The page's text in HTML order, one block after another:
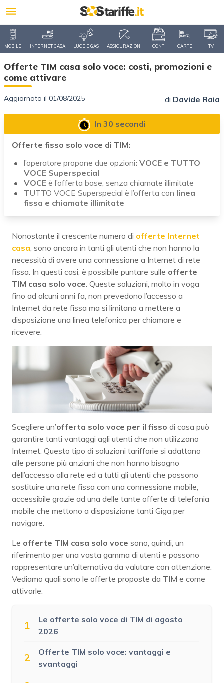
MOBILE INTERNET CASA LUCE E GAS ASSICURAZIONI CONTI CARTE TV
Offerte TIM casa solo voce: costi, promozioni e
come attivare
Aggiornato il 01/08/2025 di Davide Raia
In 30 secondi
Offerte fisso solo voce di TIM:
l’operatore propone due opzioni: VOCE e TUTTO
VOCE Superspecial
VOCE è l’offerta base, senza chiamate illimitate
TUTTO VOCE Superspecial è l’offerta con linea
fissa e chiamate illimitate
Nonostante il crescente numero di offerte Internet
casa, sono ancora in tanti gli utenti che non hanno la
necessità di avere una connessione a Internet di rete
fissa. In questi casi, è possibile puntare sulle offerte
TIM casa solo voce. Queste soluzioni, molto in voga
fino ad alcuni anni fa, non prevedono l’accesso a
Internet da rete fissa ma si limitano a mettere a
disposizione una linea telefonica per chiamare e
ricevere.
Scegliere un’offerta solo voce per il fisso di casa può
garantire tanti vantaggi agli utenti che non utilizzano
Internet. Questo tipo di soluzioni tariffarie si adattano
alle persone più anziani che non hanno bisogno
dell’accesso alla rete ed a tutti gli utenti che possono
sostituire una rete fissa con una connessione mobile,
accessibile grazie ad una delle tante offerte di telefonia
mobile che mettono a disposizione tanti Giga per
navigare.
Le offerte TIM casa solo voce sono, quindi, un
riferimento per una vasta gamma di utenti e possono
rappresentare un’alternativa da valutare con attenzione.
Vediamo quali sono le offerte proposte da TIM e come
attivarle.
1
Le offerte solo voce di TIM di agosto
2026
2
Offerte TIM solo voce: vantaggi e
svantaggi